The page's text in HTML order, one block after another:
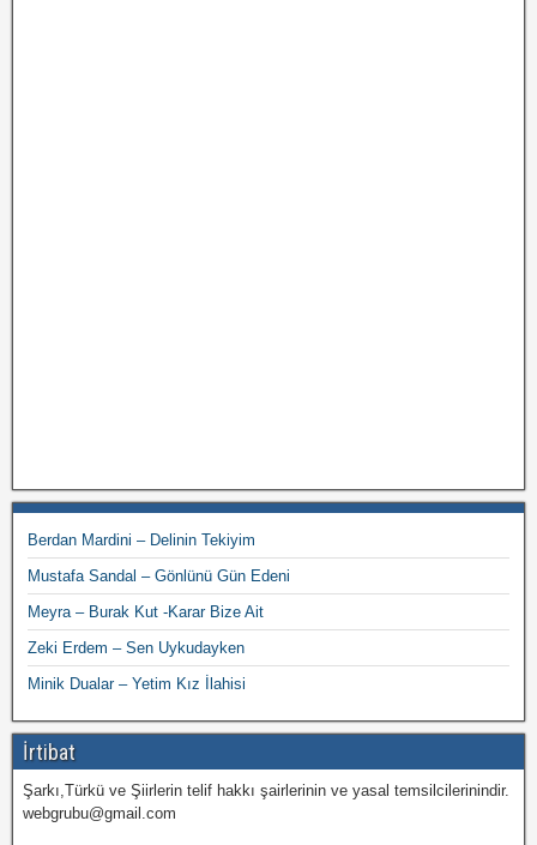
Berdan Mardini – Delinin Tekiyim
Mustafa Sandal – Gönlünü Gün Edeni
Meyra – Burak Kut -Karar Bize Ait
Zeki Erdem – Sen Uykudayken
Minik Dualar – Yetim Kız İlahisi
İrtibat
Şarkı,Türkü ve Şiirlerin telif hakkı şairlerinin ve yasal temsilcilerinindir.
webgrubu@gmail.com